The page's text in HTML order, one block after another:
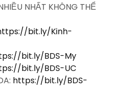
NHẤT KHÔNG THỂ
bit.ly/Kinh-
bit.ly/BDS-My
bit.ly/BDS-UC
https://bit.ly/BDS-